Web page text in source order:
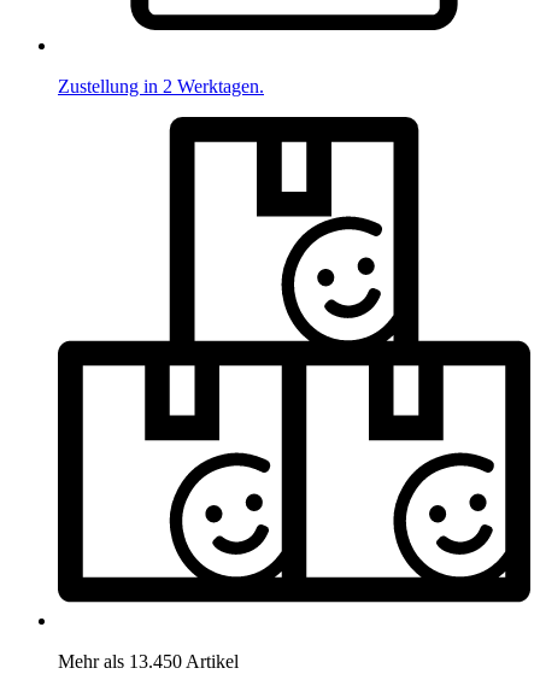
Zustellung in 2 Werktagen.
Mehr als 13.450 Artikel